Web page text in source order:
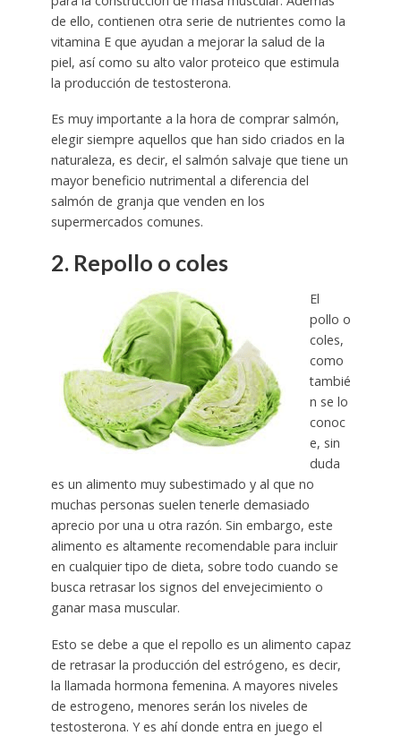
de ello, contienen otra serie de nutrientes como la
vitamina E que ayudan a mejorar la salud de la
piel, así como su alto valor proteico que estimula
la producción de testosterona.
Es muy importante a la hora de comprar salmón,
elegir siempre aquellos que han sido criados en la
naturaleza, es decir, el salmón salvaje que tiene un
mayor beneficio nutrimental a diferencia del
salmón de granja que venden en los
supermercados comunes.
2. Repollo o coles
El
pollo o
coles,
como
tambié
n se lo
conoc
e, sin
duda
es un alimento muy subestimado y al que no
muchas personas suelen tenerle demasiado
aprecio por una u otra razón. Sin embargo, este
alimento es altamente recomendable para incluir
en cualquier tipo de dieta, sobre todo cuando se
busca retrasar los signos del envejecimiento o
ganar masa muscular.
Esto se debe a que el repollo es un alimento capaz
de retrasar la producción del estrógeno, es decir,
la llamada hormona femenina. A mayores niveles
de estrogeno, menores serán los niveles de
testosterona. Y es ahí donde entra en juego el